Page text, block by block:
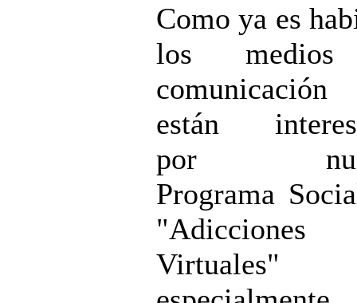
Como ya es
los
están
por
Programa
"Adicciones